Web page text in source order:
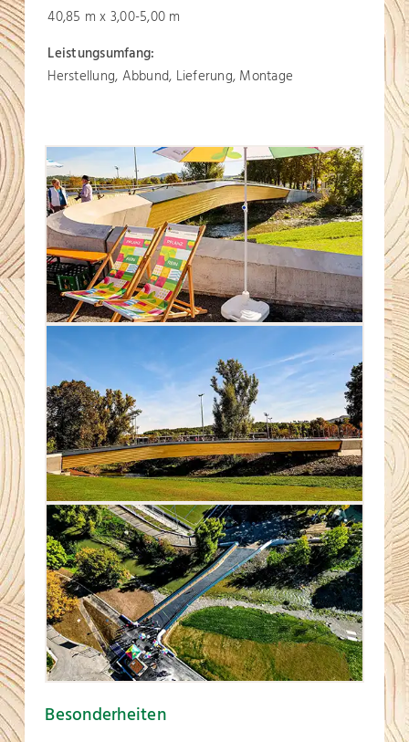
40,85 m x 3,00-5,00 m
Leistungsumfang:
Herstellung, Abbund, Lieferung, Montage
Besonderheiten